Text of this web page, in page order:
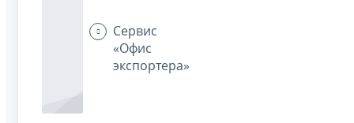
Сервис
«Офис
экспортера»